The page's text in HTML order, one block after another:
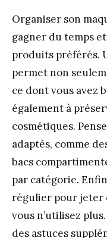
Organiser son
gagner du temps
produits préférés.
permet non
ce dont vous avez
également à
cosmétiques.
adaptés, comme
bacs
par catégorie.
régulier pour jeter
vous n’utilisez
des astuces